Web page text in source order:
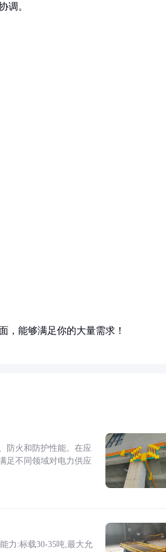
调。
，能够满足你的大量需求！
防火和防护性能。在应
足不同领域对电力供应
力:标载30-35吨,最大允